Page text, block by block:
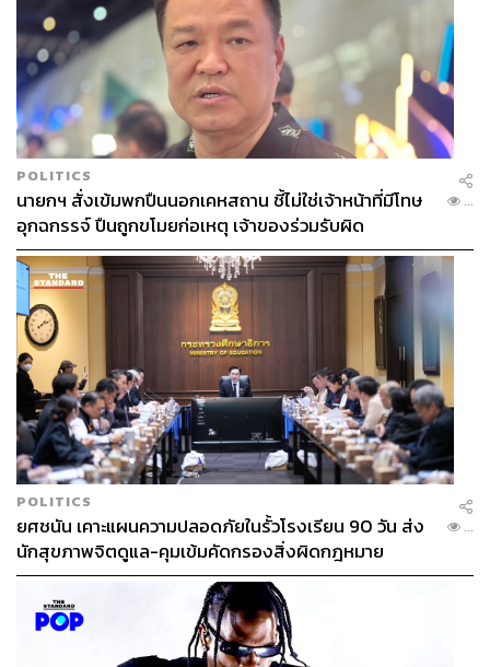
POLITICS
นายกฯ สั่งเข้มพกปืนนอกเคหสถาน ชี้ไม่ใช่เจ้าหน้าที่มีโทษ
อุกฉกรรจ์ ปืนถูกขโมยก่อเหตุ เจ้าของร่วมรับผิด
...
POLITICS
ยศชนัน เคาะแผนความปลอดภัยในรั้วโรงเรียน 90 วัน ส่ง
นักสุขภาพจิตดูแล-คุมเข้มคัดกรองสิ่งผิดกฎหมาย
...